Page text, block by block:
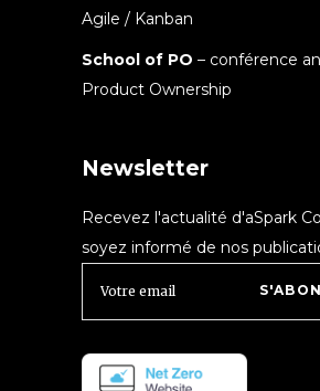
Agile / Kanban
School of PO – conférence
Product Ownership
Newsletter
Recevez l'actualité d'aSpark
soyez informé de nos